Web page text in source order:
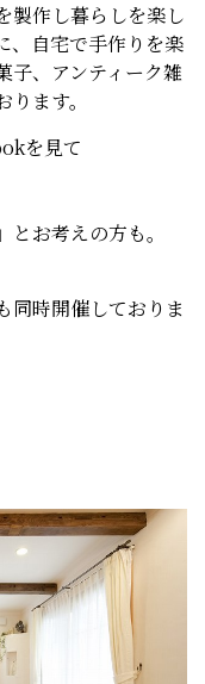
製作し暮らしを楽し
、自宅で手作りを楽
子、アンティーク雑
ます。
を見て
とお考えの方も。
同時開催しておりま